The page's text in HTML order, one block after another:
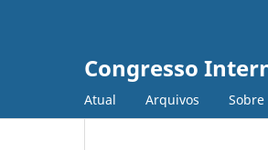
Congresso
Atual Arquivos Sobre